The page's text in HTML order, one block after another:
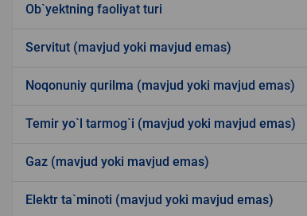
Ob`yektning faoliyat turi
Servitut (mavjud yoki mavjud emas)
Noqonuniy qurilma (mavjud yoki mavjud emas)
Temir yo`l tarmog`i (mavjud yoki mavjud emas)
Gaz (mavjud yoki mavjud emas)
Elektr ta`minoti (mavjud yoki mavjud emas)